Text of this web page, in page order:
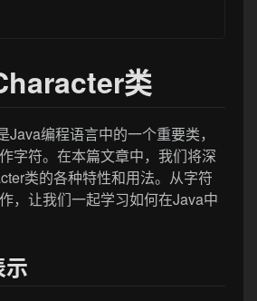
类
Java编程语言中的一个重要类，
字符。在本篇文章中，我们将深
类的各种特性和用法。从字符
，让我们一起学习如何在Java中